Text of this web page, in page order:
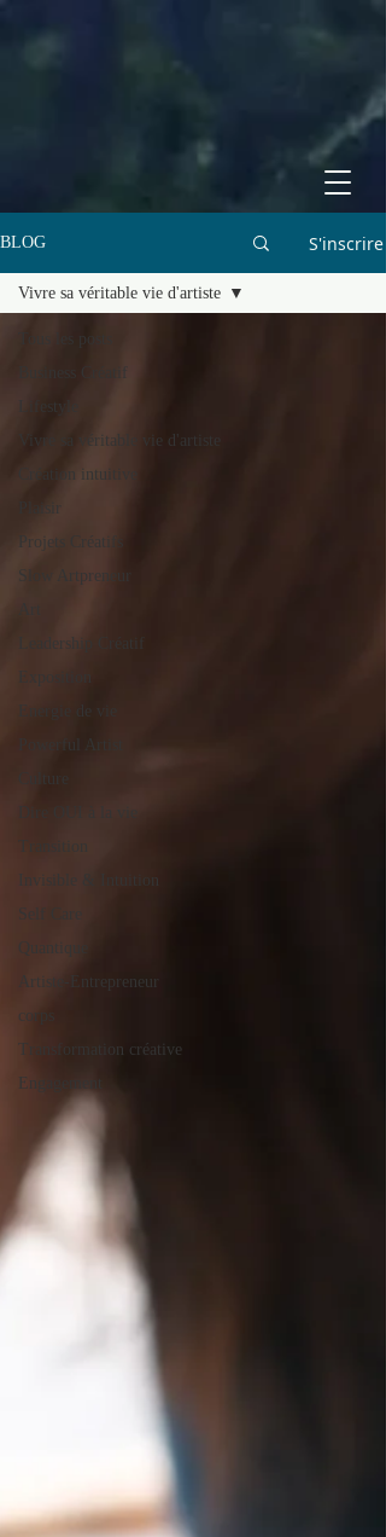
BLOG S'inscrire
Tous les posts
Lifestyle
Vivre sa véritable vie d'artiste
Création intuitive
Projets Créatifs
Slow Artpreneur
Leadership Créatif
Energie de vie
Powerful Artist
Invisible & Intuition
Self Care
Quantique
Artiste-Entrepreneur
corps
Transformation créative
Engagement
Vivre sa véritable vie d'artiste